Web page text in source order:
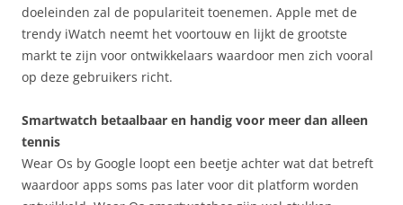
doeleinden zal de populariteit toenemen. Apple met de
trendy iWatch neemt het voortouw en lijkt de grootste
markt te zijn voor ontwikkelaars waardoor men zich vooral
op deze gebruikers richt.
Smartwatch betaalbaar en handig voor meer dan alleen
tennis
Wear Os by Google loopt een beetje achter wat dat betreft
waardoor apps soms pas later voor dit platform worden